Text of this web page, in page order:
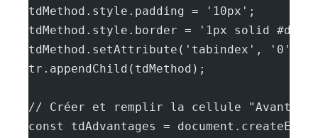
tdMethod.style.padding = '10px';
tdMethod.style.border = '1px solid
tdMethod.setAttribute('tabindex', '0');
tr.appendChild(tdMethod);
// Créer et remplir la cellule
const tdAdvantages =